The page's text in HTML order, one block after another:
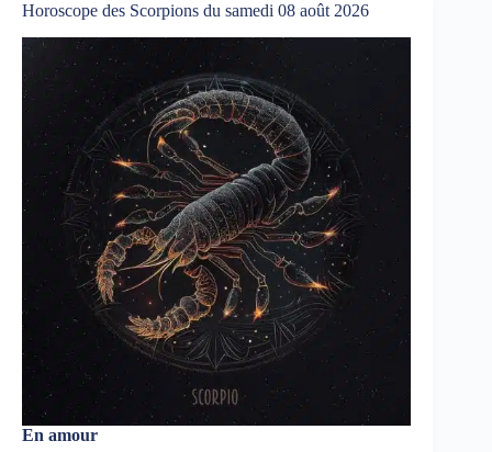
Horoscope des Scorpions du samedi 08 août 2026
En amour